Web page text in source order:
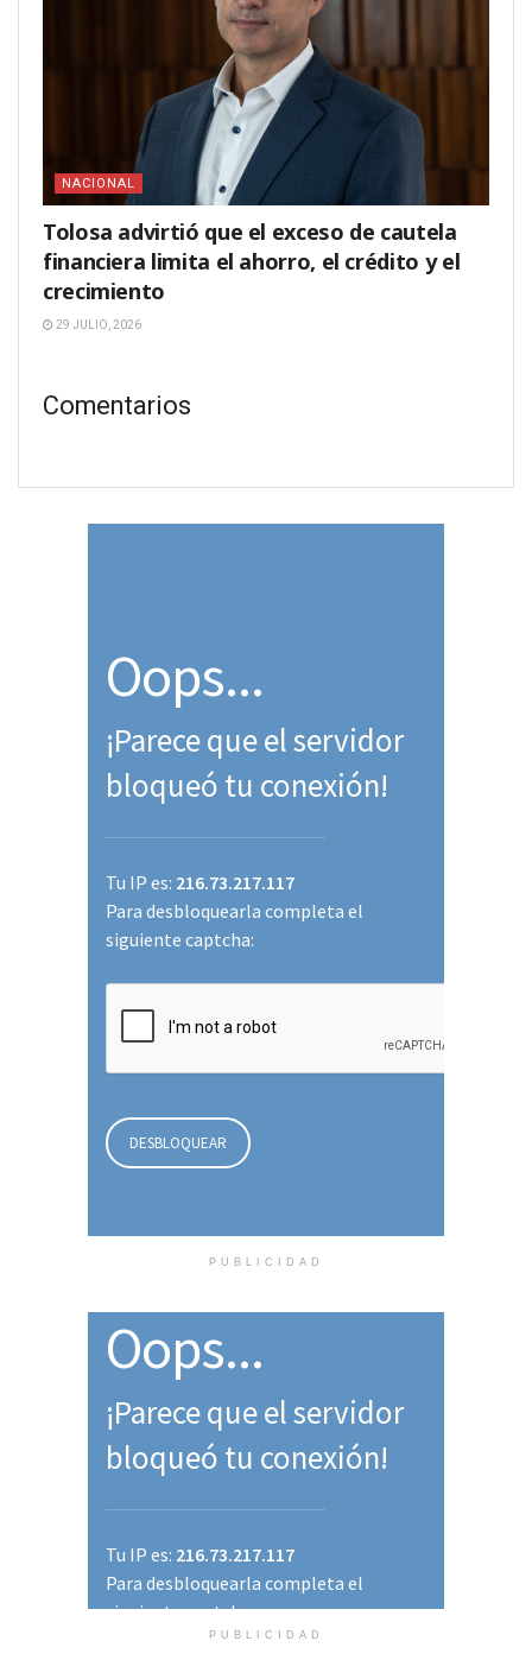
NACIONAL
Tolosa advirtió que el exceso de cautela
financiera limita el ahorro, el crédito y el
crecimiento
29 JULIO, 2026
Comentarios
PUBLICIDAD
PUBLICIDAD